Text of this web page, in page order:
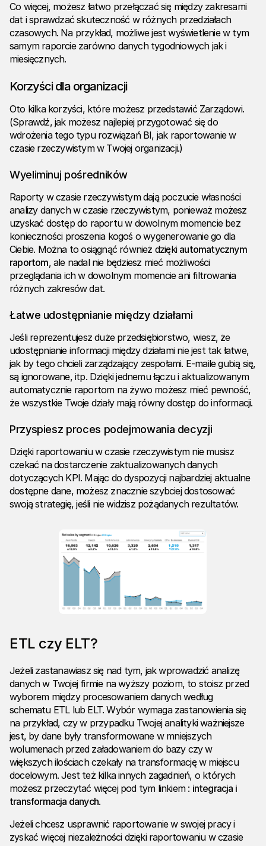
Co więcej, możesz łatwo przełączać się między zakresami
dat i sprawdzać skuteczność w różnych przedziałach
czasowych. Na przykład, możliwe jest wyświetlenie w tym
samym raporcie zarówno danych tygodniowych jak i
miesięcznych.
Korzyści dla organizacji
Oto kilka korzyści, które możesz przedstawić Zarządowi.
(Sprawdź, jak możesz najlepiej przygotować się do
wdrożenia tego typu rozwiązań BI, jak raportowanie w
czasie rzeczywistym w Twojej organizacji.)
Wyeliminuj pośredników
Raporty w czasie rzeczywistym dają poczucie własności
analizy danych w czasie rzeczywistym, ponieważ możesz
uzyskać dostęp do raportu w dowolnym momencie bez
konieczności proszenia kogoś o wygenerowanie go dla
Ciebie. Można to osiągnąć również dzięki automatycznym
raportom, ale nadal nie będziesz mieć możliwości
przeglądania ich w dowolnym momencie ani filtrowania
różnych zakresów dat.
Łatwe udostępnianie między działami
Jeśli reprezentujesz duże przedsiębiorstwo, wiesz, że
udostępnianie informacji między działami nie jest tak łatwe,
jak by tego chcieli zarządzający zespołami. E-maile gubią się,
są ignorowane, itp. Dzięki jednemu łączu i aktualizowanym
automatycznie raportom na żywo możesz mieć pewność,
że wszystkie Twoje działy mają równy dostęp do informacji.
Przyspiesz proces podejmowania decyzji
Dzięki raportowaniu w czasie rzeczywistym nie musisz
czekać na dostarczenie zaktualizowanych danych
dotyczących KPI. Mając do dyspozycji najbardziej aktualne
dostępne dane, możesz znacznie szybciej dostosować
swoją strategię, jeśli nie widzisz pożądanych rezultatów.
ETL czy ELT?
Jeżeli zastanawiasz się nad tym, jak wprowadzić analizę
danych w Twojej firmie na wyższy poziom, to stoisz przed
wyborem między procesowaniem danych według
schematu ETL lub ELT. Wybór wymaga zastanowienia się
na przykład, czy w przypadku Twojej analityki ważniejsze
jest, by dane były transformowane w mniejszych
wolumenach przed załadowaniem do bazy czy w
większych ilościach czekały na transformację w miejscu
docelowym. Jest też kilka innych zagadnień, o których
możesz przeczytać więcej pod tym linkiem : integracja i
transformacja danych.
Jeżeli chcesz usprawnić raportowanie w swojej pracy i
zyskać więcej niezależności dzięki raportowaniu w czasie